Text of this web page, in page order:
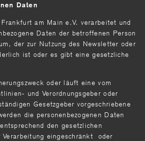
Daten
am Main e.V. verarbeitet und
Daten der betroffenen Person
der zur Nutzung des Newsletter oder
ist oder es gibt eine gesetzliche
oder läuft eine vom
und Verordnungsgeber oder
Gesetzgeber vorgeschriebene
die personenbezogenen Daten
den gesetzlichen
Verarbeitung eingeschränkt oder